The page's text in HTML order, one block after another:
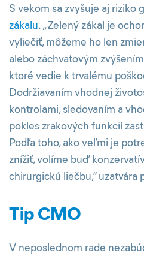
S vekom sa zvyšuje aj riziko
zákalu. „Zelený zákal je
vyliečiť, môžeme ho len
alebo záchvatovým
ktoré vedie k trvalému
Dodržiavaním vhodnej
kontrolami, sledovaním a
pokles zrakových funkcií
Podľa toho, ako veľmi je
znížiť, volíme buď
chirurgickú liečbu,“ uzatvára
Tip CMO
V neposlednom rade